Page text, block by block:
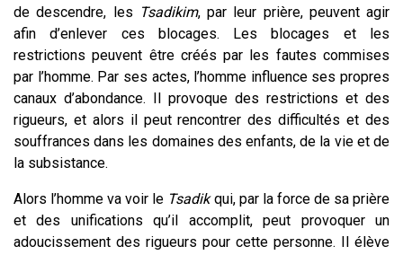
de descendre, les Tsadikim, par leur prière, peuvent agir
afin d’enlever ces blocages. Les blocages et les
restrictions peuvent être créés par les fautes commises
par l’homme. Par ses actes, l’homme influence ses propres
canaux d’abondance. Il provoque des restrictions et des
rigueurs, et alors il peut rencontrer des difficultés et des
souffrances dans les domaines des enfants, de la vie et de
la subsistance.
Alors l’homme va voir le Tsadikqui, par la force de sa prière
et des unifications qu’il accomplit, peut provoquer un
adoucissement des rigueurs pour cette personne. Il élève